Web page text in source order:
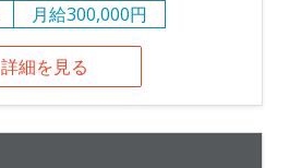
月給300,000円
詳細を見る